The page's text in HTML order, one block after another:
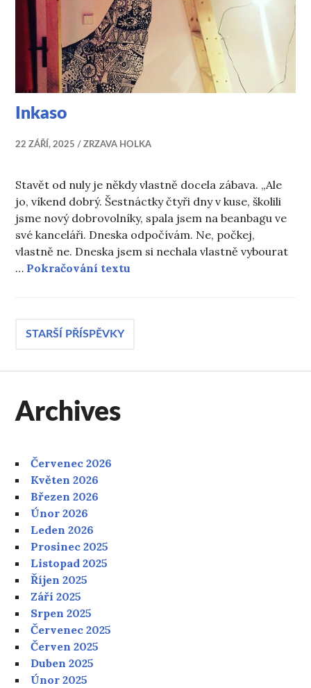
Inkaso
22 ZÁŘÍ, 2025 ZRZAVA HOLKA
Stavět od nuly je někdy vlastně docela zábava. „Ale
jo, víkend dobrý. Šestnáctky čtyři dny v kuse, školili
jsme nový dobrovolníky, spala jsem na beanbagu ve
své kanceláři. Dneska odpočívám. Ne, počkej,
vlastně ne. Dneska jsem si nechala vlastně vybourat
… Pokračování textu
Navigace
pro
příspěvky
STARŠÍ PŘÍSPĚVKY
Archives
Červenec 2026
Květen 2026
Březen 2026
Únor 2026
Leden 2026
Prosinec 2025
Listopad 2025
Říjen 2025
Září 2025
Srpen 2025
Červenec 2025
Červen 2025
Duben 2025
Únor 2025